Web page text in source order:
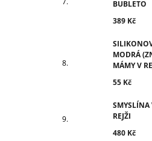
BUBLETO
389 Kč
MODRÁ
MÁMY V
55 Kč
REJŽI
480 Kč